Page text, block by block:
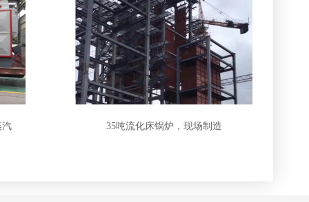
汽 35吨流化床锅炉，现场制造